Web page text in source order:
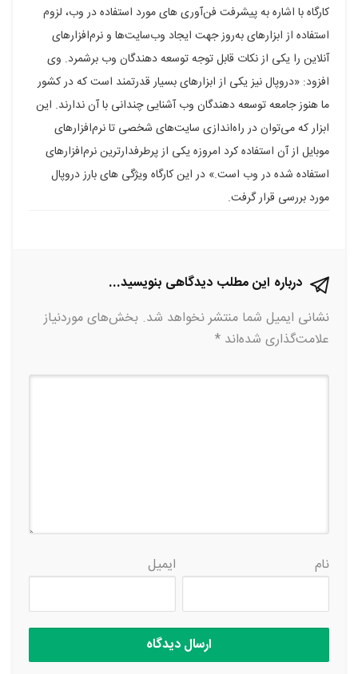
در
فیسبوک
در
گوگل
پلاس
در
تلگرام
در
توییتر
در
لینکدین
کارگاه با اشاره به پیشرفت فن‌آوری های مورد استفاده در وب، لزوم
استفاده از ابزارهای به‌روز جهت ایجاد وب‌سایت‌ها و نرم‌افزارهای
آنلاین را یکی از نکات قابل توجه توسعه دهندگان وب برشمرد. وی
افزود: «دروپال نیز یکی از ابزارهای بسیار قدرتمند است که در کشور
ما هنوز جامعه توسعه دهندگان وب آشنایی چندانی با آن ندارند. این
ابزار که می‌توان در راه‌اندازی سایت‌های شخصی تا نرم‌افزارهای
موبایل از آن استفاده کرد امروزه یکی از پرطرفدارترین نرم‌افزارهای
استفاده شده در وب است.» در این کارگاه ویژگی های بارز دروپال
مورد بررسی قرار گرفت.
درباره این مطلب دیدگاهی بنویسید...
نشانی ایمیل شما منتشر نخواهد شد. بخش‌های موردنیاز
علامت‌گذاری شده‌اند *
نام ایمیل